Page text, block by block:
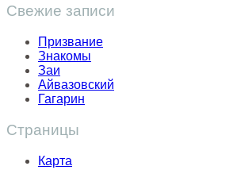
Свежие записи
Призвание
Знакомы
Заи
Айвазовский
Гагарин
Страницы
Карта